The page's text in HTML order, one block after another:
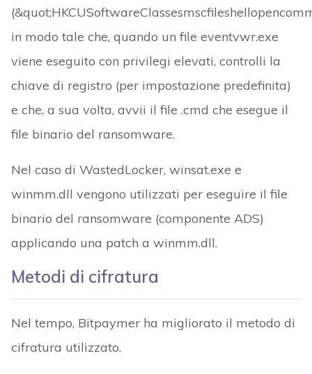
in modo tale che, quando un file eventvwr.exe
viene eseguito con privilegi elevati, controlli la
chiave di registro (per impostazione predefinita)
e che, a sua volta, avvii il file .cmd che esegue il
file binario del ransomware.
Nel caso di WastedLocker, winsat.exe e
winmm.dll vengono utilizzati per eseguire il file
binario del ransomware (componente ADS)
applicando una patch a winmm.dll.
Metodi di cifratura
Nel tempo, Bitpaymer ha migliorato il metodo di
cifratura utilizzato.